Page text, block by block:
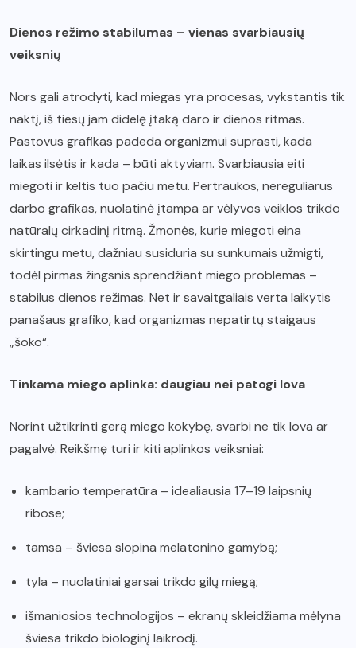
Dienos režimo stabilumas – vienas svarbiausių
veiksnių
Nors gali atrodyti, kad miegas yra procesas, vykstantis tik
naktį, iš tiesų jam didelę įtaką daro ir dienos ritmas.
Pastovus grafikas padeda organizmui suprasti, kada
laikas ilsėtis ir kada – būti aktyviam. Svarbiausia eiti
miegoti ir keltis tuo pačiu metu. Pertraukos, nereguliarus
darbo grafikas, nuolatinė įtampa ar vėlyvos veiklos trikdo
natūralų cirkadinį ritmą. Žmonės, kurie miegoti eina
skirtingu metu, dažniau susiduria su sunkumais užmigti,
todėl pirmas žingsnis sprendžiant miego problemas –
stabilus dienos režimas. Net ir savaitgaliais verta laikytis
panašaus grafiko, kad organizmas nepatirtų staigaus
„šoko“.
Tinkama miego aplinka: daugiau nei patogi lova
Norint užtikrinti gerą miego kokybę, svarbi ne tik lova ar
pagalvė. Reikšmę turi ir kiti aplinkos veiksniai:
kambario temperatūra – idealiausia 17–19 laipsnių
ribose;
tamsa – šviesa slopina melatonino gamybą;
tyla – nuolatiniai garsai trikdo gilų miegą;
išmaniosios technologijos – ekranų skleidžiama mėlyna
šviesa trikdo biologinį laikrodį.